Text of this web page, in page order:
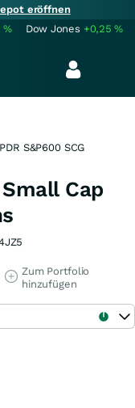
eröffnen
% Dow Jones +0,25%
S&P600 SCG
Cap
Zum Portfolio
hinzufügen